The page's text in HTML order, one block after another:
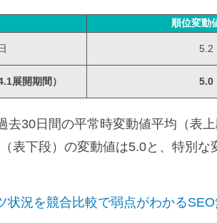
順位変動
5.2
展開期間） 5.0
去30日間の平常時変動値平均（表
表下段）の変動値は5.0と、特別な
状況を競合比較で弱点がわかる